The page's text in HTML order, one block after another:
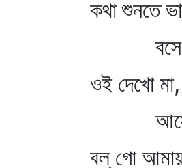
কথা শুনতে
বসে
ওই দেখো মা,
আসে
বল্‌ গো